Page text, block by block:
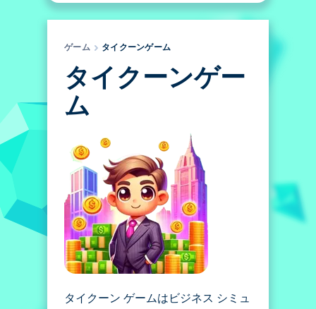
ゲーム タイクーンゲーム
タイクーンゲー
ム
タイクーン ゲームはビジネス シミュ